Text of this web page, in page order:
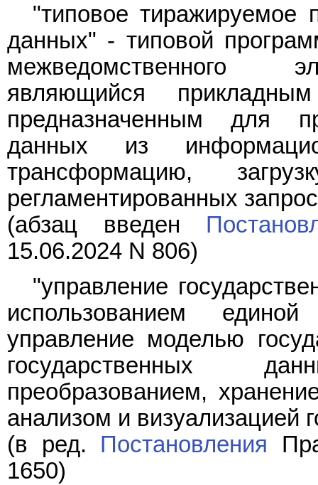
"типовое тиражируемое
данных" - типовой
межведомственного
являющийся
предназначенным для
данных из
трансформацию,
регламентированных
(абзац введен
15.06.2024 N 806)
"управление
использованием
управление моделью
государственных
преобразованием,
анализом и визуализацией
(в ред. Постановления
1650)